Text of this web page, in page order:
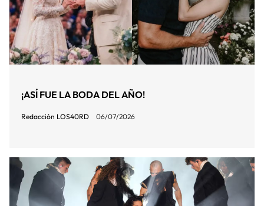
¡ASÍ FUE LA BODA DEL AÑO!
Redacción LOS40RD 06/07/2026